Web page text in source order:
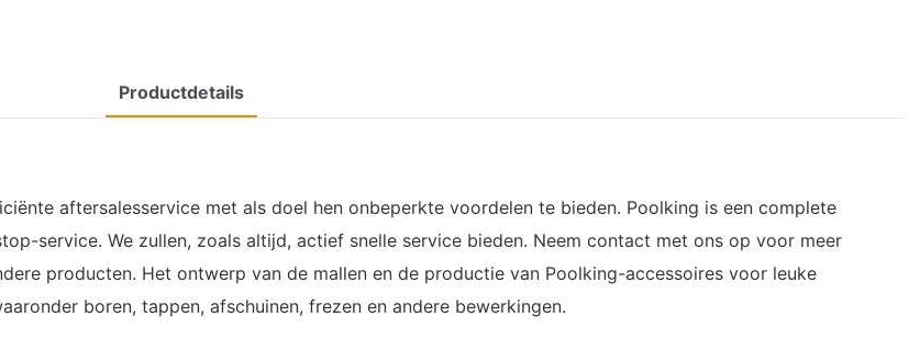
Productdetails
aftersalesservice met als doel hen onbeperkte voordelen te bieden. Poolking is een complete
service. We zullen, zoals altijd, actief snelle service bieden. Neem contact met ons op voor meer
producten. Het ontwerp van de mallen en de productie van Poolking-accessoires voor leuke
boren, tappen, afschuinen, frezen en andere bewerkingen.